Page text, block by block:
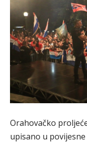
Orahovačko
upisano u